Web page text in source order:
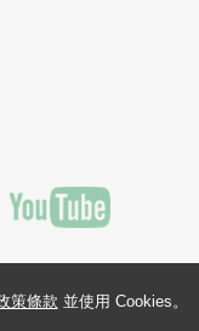
策條款 並使用 Cookies。